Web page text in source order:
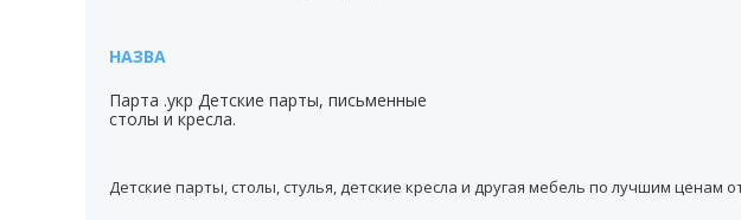
Парта .укр Детские парты, письменные
столы и кресла.
Детские парты, столы, стулья, детские кресла и другая мебель по лучшим ценам